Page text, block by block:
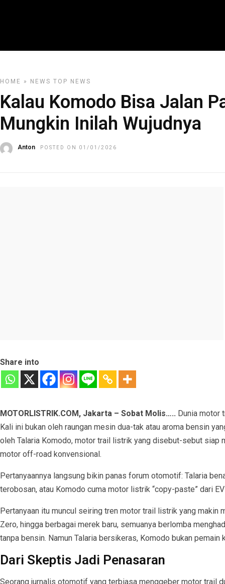
HOME » NEWS TOP NEWS
Kalau Komodo Bisa Jalan
Mungkin Inilah Wujudnya
Anton POSTED ON 01/01/2026
Share into
MOTORLISTRIK.COM, Jakarta – Sobat Molis….. Dunia motor
Kali ini bukan oleh raungan mesin dua-tak atau aroma bensin
oleh Talaria Komodo, motor trail listrik yang disebut-sebut siap
motor off-road konvensional.
Pertanyaannya langsung bikin panas forum otomotif: Talaria
terobosan, atau Komodo cuma motor listrik “copy-paste” dari
Pertanyaan itu muncul seiring tren motor trail listrik yang makin
Zero, hingga berbagai merek baru, semuanya berlomba
tanpa bensin. Namun Talaria bersikeras, Komodo bukan pemain
Dari Skeptis Jadi Penasaran
Seorang jurnalis otomotif yang terbiasa menggeber motor trail